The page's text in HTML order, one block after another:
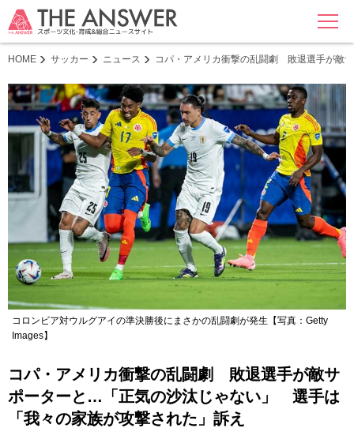
MENU
HOME サッカー ニュース コパ・アメリカ衝撃の乱闘劇 敗退選手が敵
コロンビア対ウルグアイの準決勝後にまさかの乱闘劇が発生【写真：Getty
Images】
コパ・アメリカ衝撃の乱闘劇 敗退選手が敵サ
ポーターと…「正気の沙汰じゃない」 選手は
「我々の家族が攻撃された」訴え